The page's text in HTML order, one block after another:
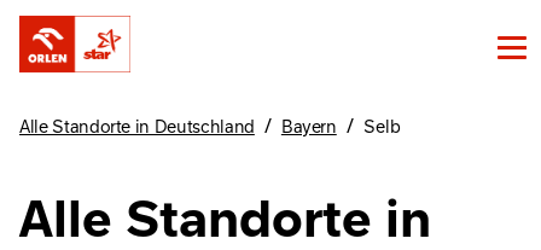
Alle Standorte in Deutschland / Bayern / Selb
Alle Standorte in